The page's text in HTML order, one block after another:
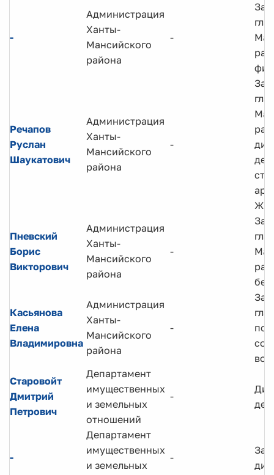
-
Администрация
Ханты-
Мансийского
района
-
Речапов
Руслан
Шаукатович
Администрация
Ханты-
Мансийского
района
-
Пневский
Борис
Викторович
Администрация
Ханты-
Мансийского
района
-
Касьянова
Елена
Владимировна
Администрация
Ханты-
Мансийского
района
-
по
Старовойт
Дмитрий
Петрович
Департамент
имущественных
и земельных
отношений
-
-
Департамент
имущественных
и земельных
-